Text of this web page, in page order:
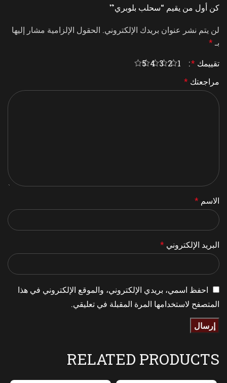
كن أول من يقيم “سحلب بلوبري”
لن يتم نشر عنوان بريدك الإلكتروني. الحقول الإلزامية مشار إليها
بـ *
تقييمك *
1
2
3
4
5
مراجعتك *
الاسم *
البريد الإلكتروني *
احفظ اسمي، بريدي الإلكتروني، والموقع الإلكتروني في هذا
المتصفح لاستخدامها المرة المقبلة في تعليقي.
RELATED PRODUCTS